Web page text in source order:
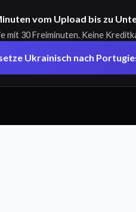
vom Upload bis zu
mit 30 Freiminuten. Keine
Ukrainisch nach